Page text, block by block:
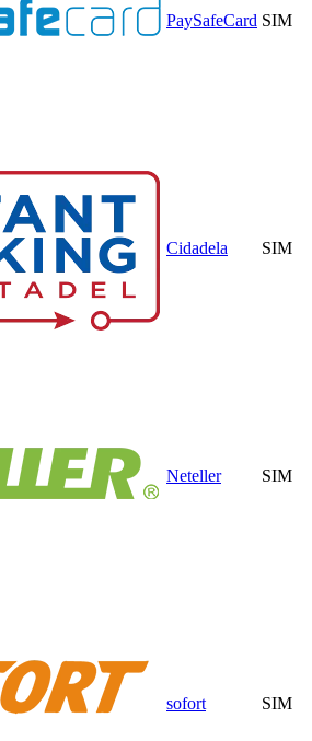
PaySafeCard SIM
Cidadela SIM
Neteller SIM
sofort SIM